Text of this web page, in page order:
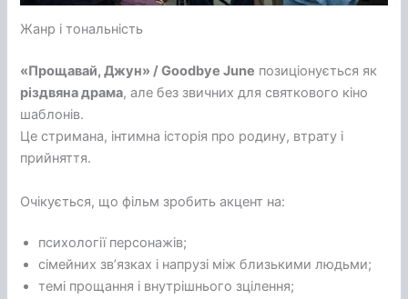
Жанр і тональність
«Прощавай, Джун» / Goodbye June позиціонується як
різдвяна драма, але без звичних для святкового кіно
шаблонів.
Це стримана, інтимна історія про родину, втрату і
прийняття.
Очікується, що фільм зробить акцент на:
психології персонажів;
сімейних зв’язках і напрузі між близькими людьми;
темі прощання і внутрішнього зцілення;